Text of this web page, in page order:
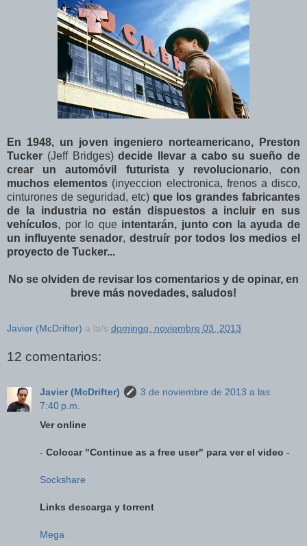
En 1948, un joven ingeniero norteamericano, Preston
Tucker (Jeff Bridges)decide llevar a cabo su sueño de
crear un automóvil futurista y revolucionario, con
muchos elementos (inyeccion electronica, frenos a disco,
cinturones de seguridad, etc) que los grandes fabricantes
de la industria no están dispuestos a incluir en sus
vehículos, por lo queintentarán, junto con la ayuda de
un influyente senador, destruír por todos los medios el
proyecto de Tucker...
No se olviden de revisar los comentarios y de opinar, en
breve más novedades, saludos!
Javier (McDrifter) a la/s domingo, noviembre 03, 2013
12 comentarios:
Javier (McDrifter)
3 de noviembre de 2013 a las
7:40 p.m.
Ver online
- Colocar "Continue as a free user" para ver el video -
Sockshare
Links descarga y torrent
Mega